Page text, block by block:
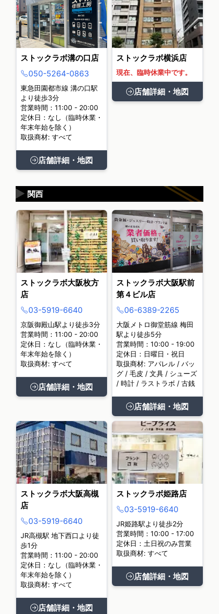
ストックラボ溝の口店
050-5264-0863
東急田園都市線 溝の口駅
より徒歩3分
営業時間：11:00 - 20:00
定休日：なし（臨時休業・
年末年始を除く）
取扱商材: すべて
店舗詳細・地図
ストックラボ横浜店
現在、臨時休業中です。
店舗詳細・地図
関西
▶
ストックラボ大阪枚方
店
03-5919-6640
京阪御殿山駅より徒歩3分
営業時間：11:00 - 20:00
定休日：なし（臨時休業・
年末年始を除く）
取扱商材: すべて
店舗詳細・地図
ストックラボ大阪駅前
第４ビル店
06-6389-2265
大阪メトロ御堂筋線 梅田
駅より徒歩5分
営業時間：10:00 - 19:00
定休日：日曜日・祝日
取扱商材: アパレル / バッ
グ / 毛皮 / 文具 / シューズ
/ 時計 / ラストラボ / 古銭
店舗詳細・地図
ストックラボ大阪高槻
店
03-5919-6640
JR高槻駅 地下西口より徒
歩1分
営業時間：11:00 - 20:00
定休日：なし（臨時休業・
年末年始を除く）
取扱商材: すべて
店舗詳細・地図
ストックラボ姫路店
03-5919-6640
JR姫路駅より徒歩2分
営業時間：10:00 - 17:00
定休日：土日祝のみ営業
取扱商材: すべて
店舗詳細・地図